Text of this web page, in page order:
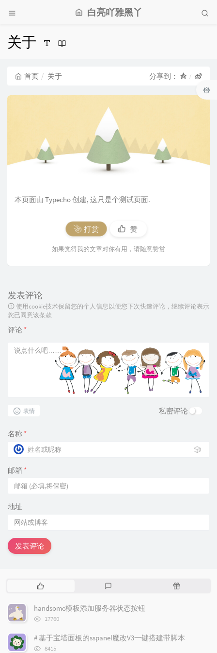
白亮吖雅黑丫
关于
首页 关于 分享到：
本页面由 Typecho 创建, 这只是个测试页面.
打赏 赞
如果觉得我的文章对你有用，请随意赞赏
发表评论
使用cookie技术保留您的个人信息以便您下次快速评论，继续评论表示
您已同意该条款
评论 *
表情 私密评论
名称 *
🎲
邮箱 *
地址
发表评论
热
文
章
评
随
handsome模板添加服务器状态按钮
浏
次
数:
17760
# 基于宝塔面板的sspanel魔改V3一键搭建带脚本
浏
8415